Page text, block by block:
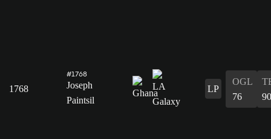
1768
#1768
Joseph
Paintsil
LP
OGL
76
90